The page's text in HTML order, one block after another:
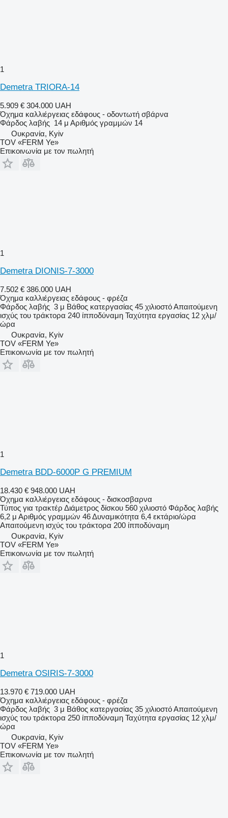
1
Demetra TRIORA-14
5.909 € 304.000 UAH
Όχημα καλλιέργειας εδάφους - οδοντωτή σβάρνα
Φάρδος λαβής 14 μ Αριθμός γραμμών 14
Ουκρανία, Kyiv
TOV «FERM Ye»
Επικοινωνία με τον πωλητή
1
Demetra DIONIS-7-3000
7.502 € 386.000 UAH
Όχημα καλλιέργειας εδάφους - φρέζα
Φάρδος λαβής 3 μ Βάθος κατεργασίας 45 χιλιοστόΑπαιτούμενη
ισχύς του τράκτορα 240 ίπποδύναμη Ταχύτητα εργασίας 12 χλμ/
ώρα
Ουκρανία, Kyiv
TOV «FERM Ye»
Επικοινωνία με τον πωλητή
1
Demetra BDD-6000P G PREMIUM
18.430 € 948.000 UAH
Όχημα καλλιέργειας εδάφους - δισκοσβαρνα
Τύπος για τρακτέρ Διάμετρος δίσκου 560 χιλιοστό Φάρδος λαβής
6,2 μ Αριθμός γραμμών 46Δυναμικότητα 6,4 εκτάριο/ώρα
Απαιτούμενη ισχύς του τράκτορα 200 ίπποδύναμη
Ουκρανία, Kyiv
TOV «FERM Ye»
Επικοινωνία με τον πωλητή
1
Demetra OSIRIS-7-3000
13.970 € 719.000 UAH
Όχημα καλλιέργειας εδάφους - φρέζα
Φάρδος λαβής 3 μ Βάθος κατεργασίας 35 χιλιοστόΑπαιτούμενη
ισχύς του τράκτορα 250 ίπποδύναμη Ταχύτητα εργασίας 12 χλμ/
ώρα
Ουκρανία, Kyiv
TOV «FERM Ye»
Επικοινωνία με τον πωλητή